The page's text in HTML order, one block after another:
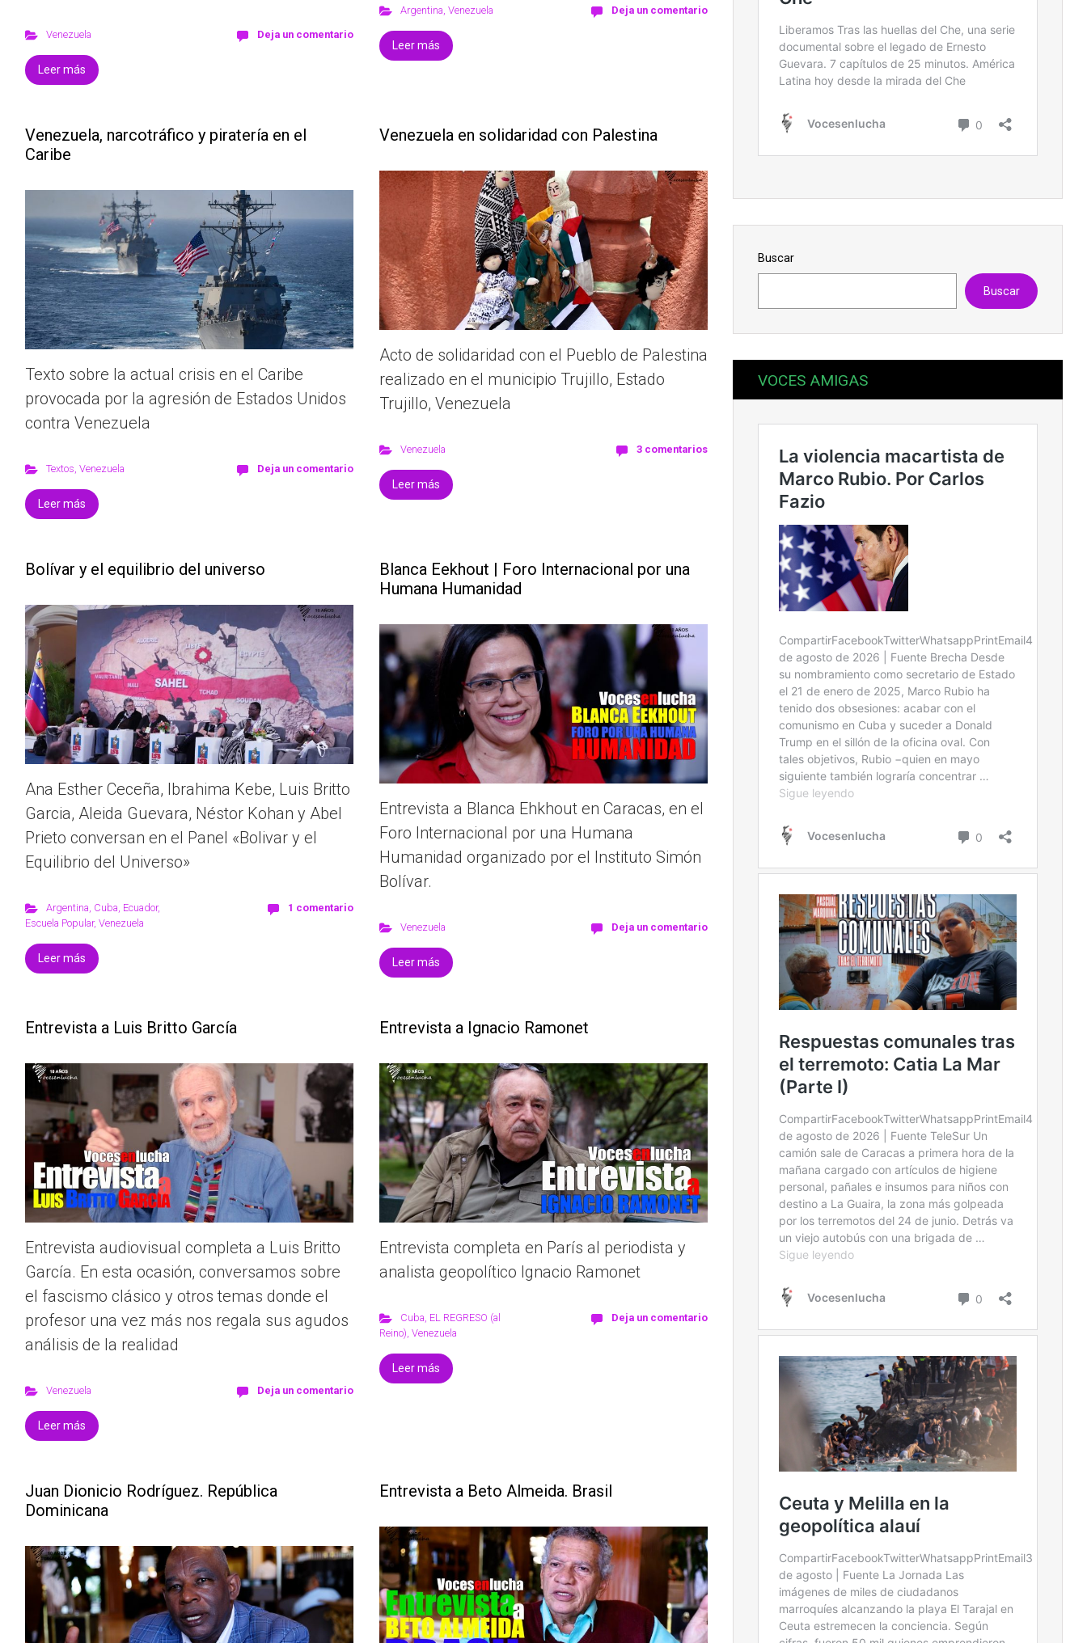
Venezuela Deja un comentario
Leer más
Argentina, Venezuela Deja un comentario
Leer más
Venezuela, narcotráfico y piratería en el
Caribe
Texto sobre la actual crisis en el Caribe
provocada por la agresión de Estados Unidos
contra Venezuela
Textos, Venezuela Deja un comentario
Leer más
Venezuela en solidaridad con Palestina
Acto de solidaridad con el Pueblo de Palestina
realizado en el municipio Trujillo, Estado
Trujillo, Venezuela
Venezuela 3 comentarios
Leer más
Bolívar y el equilibrio del universo
Ana Esther Ceceña, Ibrahima Kebe, Luis Britto
Garcia, Aleida Guevara, Néstor Kohan y Abel
Prieto conversan en el Panel «Bolivar y el
Equilibrio del Universo»
Argentina, Cuba, Ecuador,
Escuela Popular, Venezuela
1 comentario
Leer más
Blanca Eekhout | Foro Internacional por una
Humana Humanidad
Entrevista a Blanca Ehkhout en Caracas, en el
Foro Internacional por una Humana
Humanidad organizado por el Instituto Simón
Bolívar.
Venezuela Deja un comentario
Leer más
Entrevista a Luis Britto García
Entrevista audiovisual completa a Luis Britto
García. En esta ocasión, conversamos sobre
el fascismo clásico y otros temas donde el
profesor una vez más nos regala sus agudos
análisis de la realidad
Venezuela Deja un comentario
Leer más
Entrevista a Ignacio Ramonet
Entrevista completa en París al periodista y
analista geopolítico Ignacio Ramonet
Cuba, EL REGRESO (al
Reino), Venezuela
Deja un comentario
Leer más
Juan Dionicio Rodríguez. República
Dominicana
Entrevista a Beto Almeida. Brasil
Buscar
Buscar
VOCES AMIGAS